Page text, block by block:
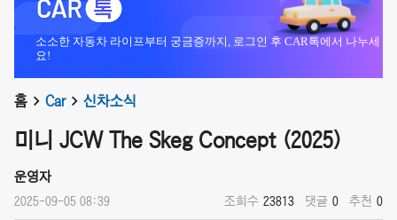
소소한 자동차 라이프부터 궁금증까지, 로그인 후 CAR톡에서 나누세
요!
홈 Car 신차소식
미니 JCW The Skeg Concept (2025)
운영자
2025-09-05 08:39 조회수 23813 댓글 0 추천 0